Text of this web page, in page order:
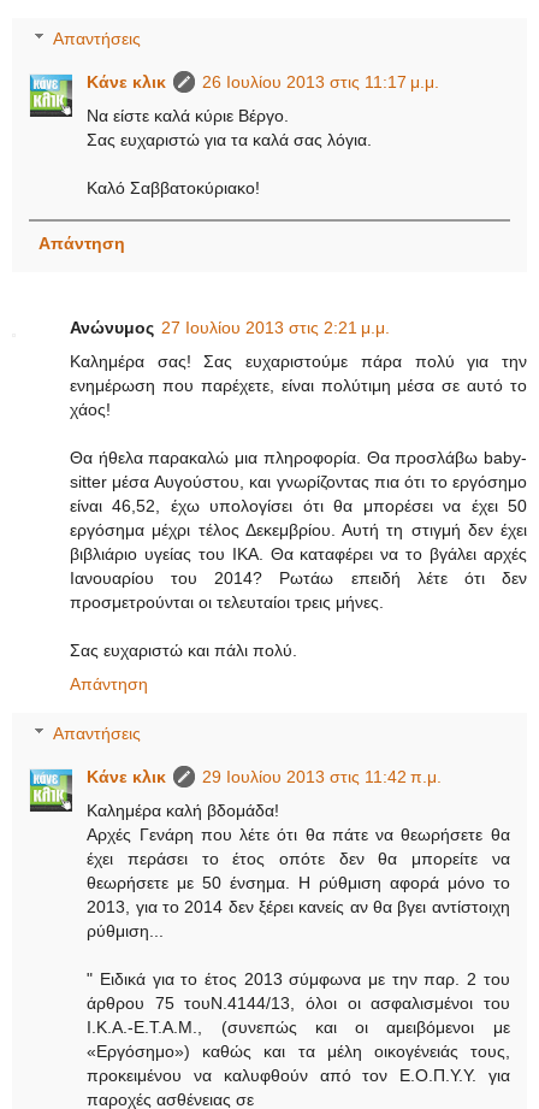
Απαντήσεις
Κάνε κλικ
26 Ιουλίου 2013 στις 11:17 μ.μ.
Να είστε καλά κύριε Βέργο.
Σας ευχαριστώ για τα καλά σας λόγια.
Καλό Σαββατοκύριακο!
Απάντηση
Ανώνυμος 27 Ιουλίου 2013 στις 2:21 μ.μ.
Καλημέρα σας! Σας ευχαριστούμε πάρα πολύ για την
ενημέρωση που παρέχετε, είναι πολύτιμη μέσα σε αυτό το
χάος!
Θα ήθελα παρακαλώ μια πληροφορία. Θα προσλάβω baby-
sitter μέσα Αυγούστου, και γνωρίζοντας πια ότι το εργόσημο
είναι 46,52, έχω υπολογίσει ότι θα μπορέσει να έχει 50
εργόσημα μέχρι τέλος Δεκεμβρίου. Αυτή τη στιγμή δεν έχει
βιβλιάριο υγείας του ΙΚΑ. Θα καταφέρει να το βγάλει αρχές
Ιανουαρίου του 2014? Ρωτάω επειδή λέτε ότι δεν
προσμετρούνται οι τελευταίοι τρεις μήνες.
Σας ευχαριστώ και πάλι πολύ.
Απάντηση
Απαντήσεις
Κάνε κλικ
29 Ιουλίου 2013 στις 11:42 π.μ.
Καλημέρα καλή βδομάδα!
Αρχές Γενάρη που λέτε ότι θα πάτε να θεωρήσετε θα
έχει περάσει το έτος οπότε δεν θα μπορείτε να
θεωρήσετε με 50 ένσημα. Η ρύθμιση αφορά μόνο το
2013, για το 2014 δεν ξέρει κανείς αν θα βγει αντίστοιχη
ρύθμιση...
" Ειδικά για το έτος 2013 σύμφωνα με την παρ. 2 του
άρθρου 75 τουΝ.4144/13, όλοι οι ασφαλισμένοι του
Ι.Κ.Α.-Ε.Τ.Α.Μ., (συνεπώς και οι αμειβόμενοι με
«Εργόσημο») καθώς και τα μέλη οικογένειάς τους,
προκειμένου να καλυφθούν από τον Ε.Ο.Π.Υ.Υ. για
παροχές ασθένειας σε